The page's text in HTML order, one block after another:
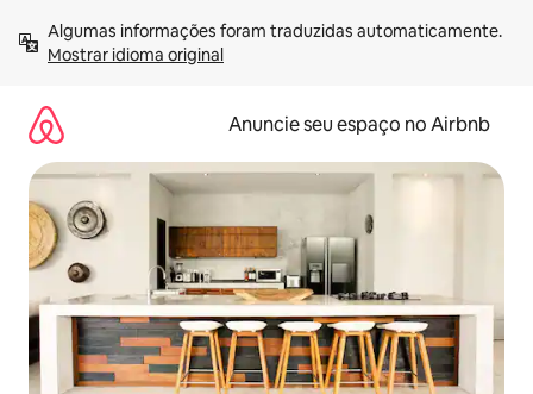
para
Mostrar idioma original
Anuncie seu espaço no Airbnb